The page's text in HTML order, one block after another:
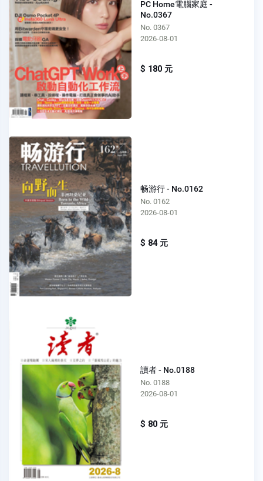
PC Home電腦家庭 -
No.0367
No. 0367
2026-08-01
$ 180 元
畅游行 - No.0162
No. 0162
2026-08-01
$ 84 元
讀者 - No.0188
No. 0188
2026-08-01
$ 80 元